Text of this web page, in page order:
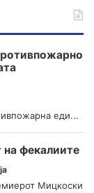
еди...
на фекалиите
Мицкоски